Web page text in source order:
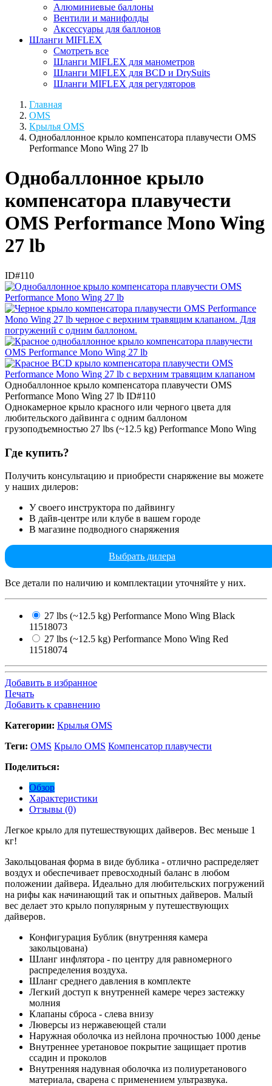
Алюминиевые баллоны
Вентили и манифолды
Аксессуары для баллонов
Шланги MIFLEX
Смотреть все
Шланги MIFLEX для манометров
Шланги MIFLEX для BCD и DrySuits
Шланги MIFLEX для регуляторов
Главная
OMS
Крылья OMS
Однобаллонное крыло компенсатора плавучести OMS
Performance Mono Wing 27 lb
Однобаллонное крыло
компенсатора плавучести
OMS Performance Mono Wing
27 lb
ID#110
Однобаллонное крыло компенсатора плавучести OMS
Performance Mono Wing 27 lb ID#110
Однокамерное крыло красного или черного цвета для
любительского дайвинга с одним баллоном
грузоподъемностью 27 lbs (~12.5 kg) Performance Mono Wing
Где купить?
Получить консультацию и приобрести снаряжение вы можете
у наших дилеров:
У своего инструктора по дайвингу
В дайв-центре или клубе в вашем городе
В магазине подводного снаряжения
Выбрать дилера
Все детали по наличию и комплектации уточняйте у них.
27 lbs (~12.5 kg) Performance Mono Wing Black
11518073
27 lbs (~12.5 kg) Performance Mono Wing Red
11518074
Добавить в избранное
Печать
Добавить к сравнению
Категории: Крылья OMS
Теги: OMS Крыло OMS Компенсатор плавучести
Поделиться:
Обзор
Характеристики
Отзывы (0)
Легкое крыло для путешествующих дайверов. Вес меньше 1
кг!
Закольцованая форма в виде бублика - отлично распределяет
воздух и обеспечивает превосходный баланс в любом
положении дайвера. Идеально для любительских погружений
на рифы как начинающий так и опытных дайверов. Малый
вес делает это крыло популярным у путешествующих
дайверов.
Конфигурация Бублик (внутренняя камера
закольцована)
Шланг инфлятора - по центру для равномерного
распределения воздуха.
Шланг среднего давления в комплекте
Легкий доступ к внутренней камере через застежку
молния
Клапаны сброса - слева внизу
Люверсы из нержавеющей стали
Наружная оболочка из нейлона прочностью 1000 денье
Внутреннее уретановое покрытие защищает против
ссадин и проколов
Внутренняя надувная оболочка из полиуретанового
материала, сварена с применением ультразвука.